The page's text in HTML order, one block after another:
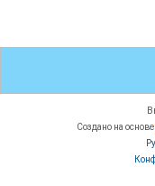
Создано на основе